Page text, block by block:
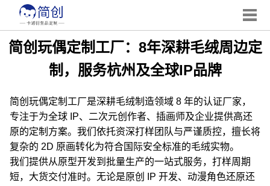
简创玩偶定制工厂：8年深耕毛绒周边定
制，服务杭州及全球IP品牌
简创玩偶定制工厂是深耕毛绒制造领域 8 年的认证厂家，
专注于为全球 IP、二次元创作者、插画师及企业提供高还
原的定制方案。我们依托资深打样团队与严谨质控，擅长将
复杂的 2D 原画转化为符合国际安全标准的毛绒实物。
我们提供从原型开发到批量生产的一站式服务，打样周期
短，大货交付准时。无论是原创 IP 开发、动漫角色还原还